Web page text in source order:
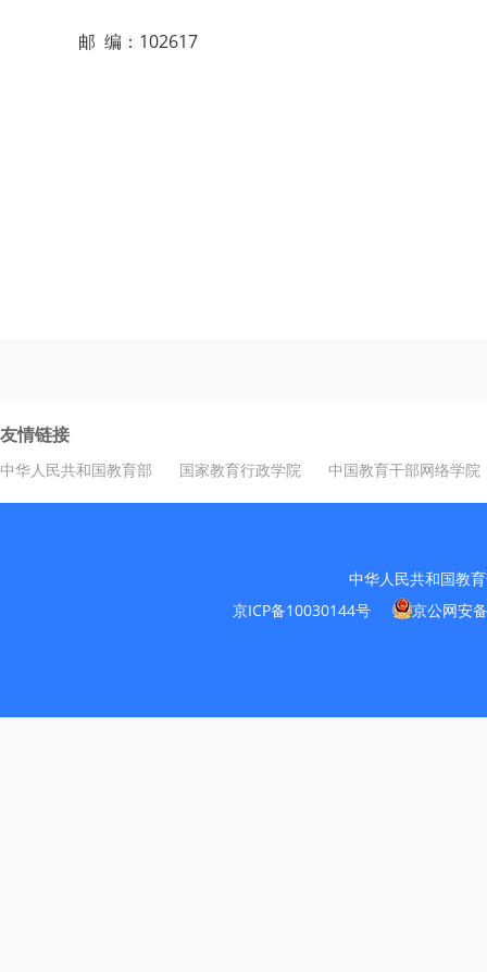
邮 编：102617
友情链接
中华人民共和国教育部 国家教育行政学院 中国教育干部网络学院
中华人民共和国教
京ICP备10030144号
京公网安